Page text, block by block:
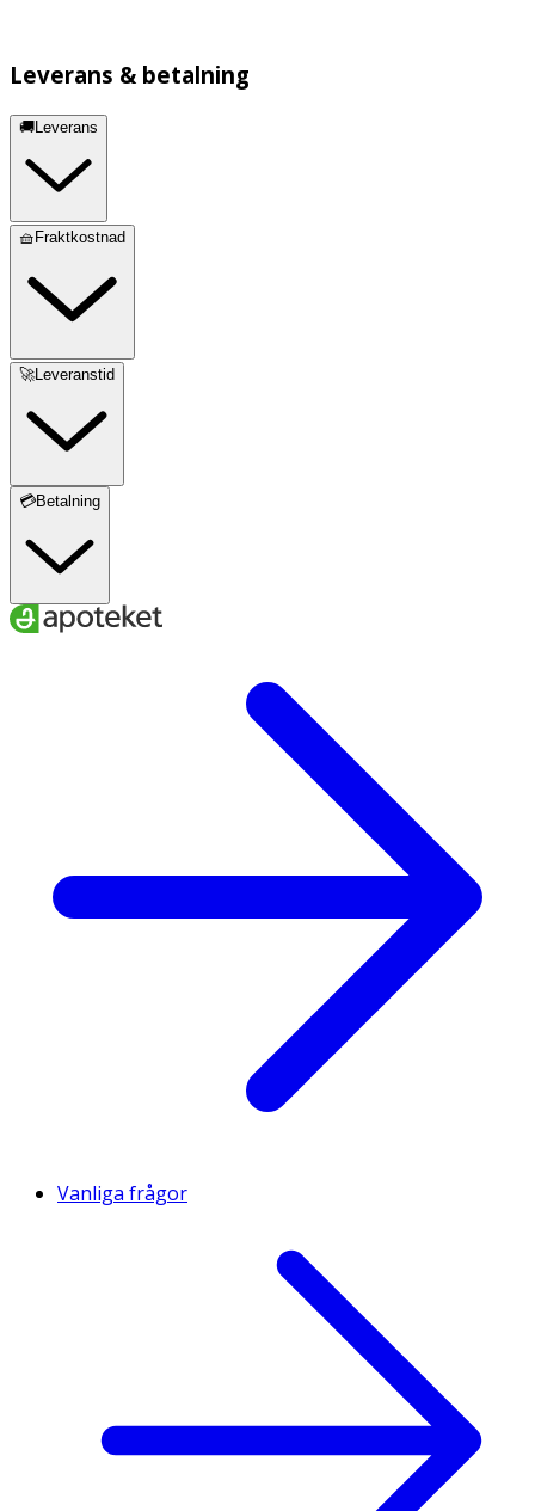
Leverans & betalning
🚚Leverans
🧺Fraktkostnad
🚀Leveranstid
💳Betalning
Vanliga frågor